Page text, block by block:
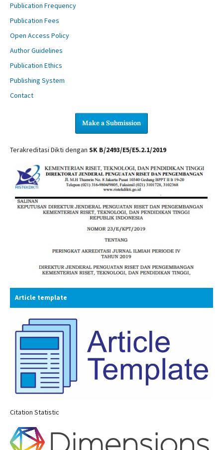
Publication Frequency
Publication Fees
Open Access Policy
Author Guidelines
Publication Ethics
Publishing System
Contact
Make a Submission
Terakreditasi Dikti dengan SK B/2493/E5/E5.2.1/2019
Article template
Citation Statistic